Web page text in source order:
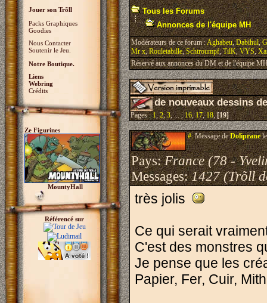
Jouer son Trõll
Packs Graphiques
Goodies
Nous Contacter
Soutenir le Jeu.
Notre Boutique.
Liens
Webring
Crédits
Ze Figurines
MountyHall
Référencé sur
Tous les Forums
Annonces de l'équipe MH
Modérateurs de ce forum :Aghabeu,Dabihul,
Mr x,Rouletabille,Schtroumpf,TilK,VYS,
Réservé aux annonces du DM et de l'équipe
de nouveaux dessins
Pages :1,2,3, ... ,16,17,18,[19]
#.Message deDolipranele
Pays:France (78 -
Messages:1427 (Trõll
très jolis
Ce qui serait
C'est des monstres
Je pense que les
Papier, Fer, Cuir,